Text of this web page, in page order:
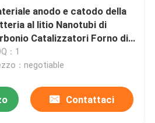
anodo e catodo della
al litio Nanotubi di
Catalizzatori Forno di
：1
：negotiable
Contattaci